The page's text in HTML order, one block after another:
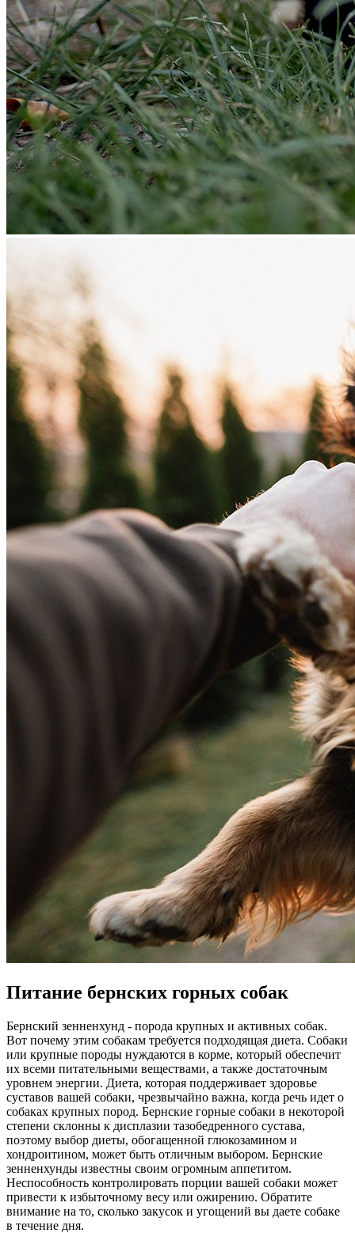
Питание бернских горных собак
Бернский зенненхунд - порода крупных и активных собак.
Вот почему этим собакам требуется подходящая диета. Собаки
или крупные породы нуждаются в корме, который обеспечит
их всеми питательными веществами, а также достаточным
уровнем энергии. Диета, которая поддерживает здоровье
суставов вашей собаки, чрезвычайно важна, когда речь идет о
собаках крупных пород. Бернские горные собаки в некоторой
степени склонны к дисплазии тазобедренного сустава,
поэтому выбор диеты, обогащенной глюкозамином и
хондроитином, может быть отличным выбором. Бернские
зенненхунды известны своим огромным аппетитом.
Неспособность контролировать порции вашей собаки может
привести к избыточному весу или ожирению. Обратите
внимание на то, сколько закусок и угощений вы даете собаке
в течение дня.